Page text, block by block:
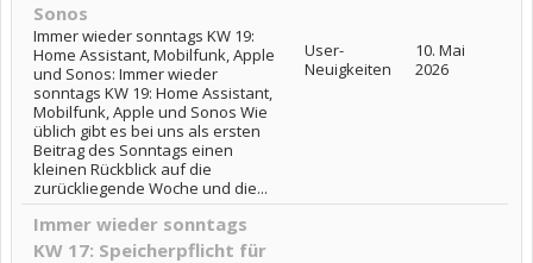
Sonos
Immer wieder sonntags KW 19:
Home Assistant, Mobilfunk, Apple
und Sonos: Immer wieder
sonntags KW 19: Home Assistant,
Mobilfunk, Apple und Sonos Wie
üblich gibt es bei uns als ersten
Beitrag des Sonntags einen
kleinen Rückblick auf die
zurückliegende Woche und die...
User-
Neuigkeiten
10. Mai
2026
Immer wieder sonntags
KW 17: Speicherpflicht für